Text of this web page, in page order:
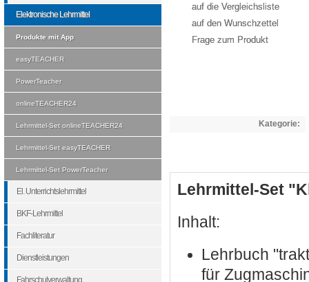
auf die Vergleichsliste
auf den Wunschzettel
Frage zum Produkt
Kategorie:
Lehrmittel-Set
Inhalt:
Lehrbuch
für
Elektronische Lehrmittel
Produkte mit App
easyTEACHER
PowerTeacher
onlineTEACHER24
Lehrmittel-Set onlineTEACHER24
Lehrmittel-Set easyTEACHER
Lehrmittel-Set PowerTeacher
El. Unterrichtslehrmittel
BKF-Lehrmittel
Fachliteratur
Dienstleistungen
Fahrschulverwaltung